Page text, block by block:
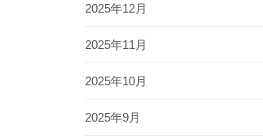
2025年12月
2025年11月
2025年10月
2025年9月